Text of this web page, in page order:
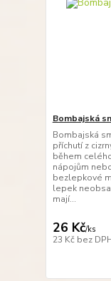
Bombajská
Bombajská
příchutí z
během
nápojům
bezlepkové
lepek
mají...
26 Kč/ks
23 Kč bez